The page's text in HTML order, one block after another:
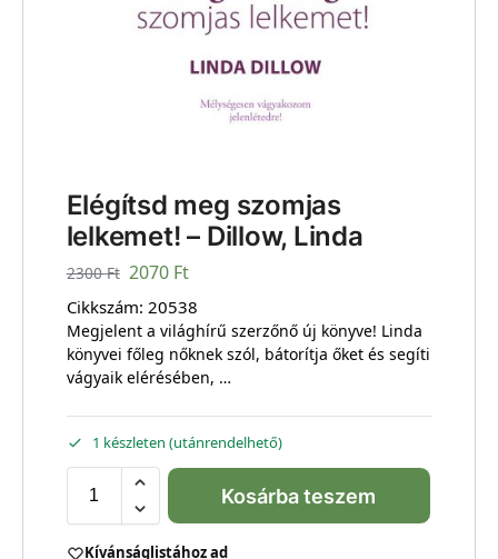
Elégítsd meg szomjas
lelkemet! – Dillow, Linda
2300Ft 2070 Ft
Cikkszám: 20538
Megjelent a világhírű szerzőnő új könyve! Linda
könyvei főleg nőknek szól, bátorítja őket és segíti
vágyaik elérésében, …
1 készleten (utánrendelhető)
Kosárba teszem
Kívánságlistához ad